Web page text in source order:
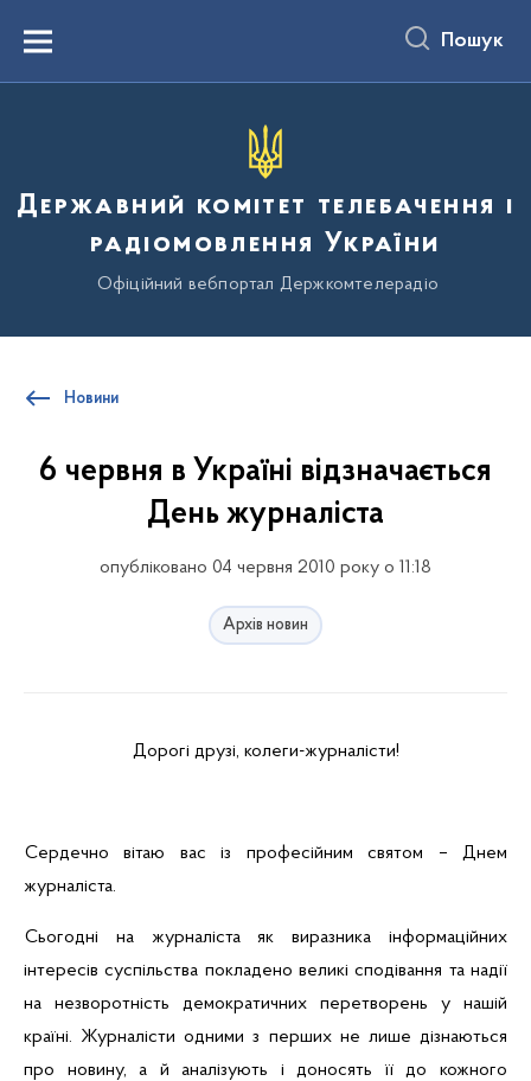
вмістуMenu Пошук
Державний комітет телебачення і
радіомовлення України
Офіційний вебпортал Держкомтелерадіо
Новини
6 червня в Україні відзначається
День журналіста
опубліковано 04 червня 2010 року о 11:18
Архів новин
Дорогі друзі, колеги-журналісти!
Сердечно вітаю вас із професійним святом – Днем
журналіста.
Сьогодні на журналіста як виразника інформаційних
інтересів суспільства покладено великі сподівання та надії
на незворотність демократичних перетворень у нашій
країні. Журналісти одними з перших не лише дізнаються
про новину, а й аналізують і доносять її до кожного